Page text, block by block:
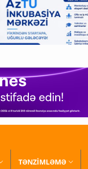
TƏNZİMLƏMƏ